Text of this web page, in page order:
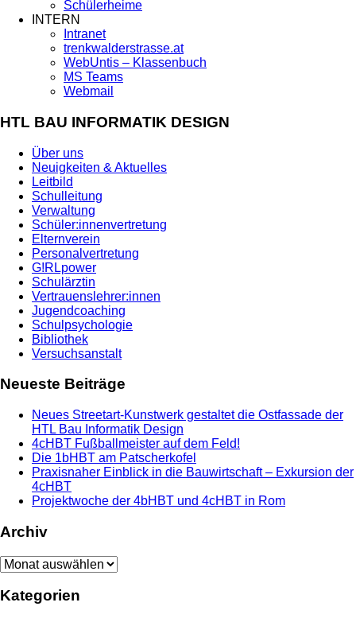
Schülerheime
INTERN
Intranet
trenkwalderstrasse.at
WebUntis – Klassenbuch
MS Teams
Webmail
HTL BAU INFORMATIK DESIGN
Über uns
Neuigkeiten & Aktuelles
Leitbild
Schulleitung
Verwaltung
Schüler:innenvertretung
Elternverein
Personalvertretung
G!RLpower
Schulärztin
Vertrauenslehrer:innen
Jugendcoaching
Schulpsychologie
Bibliothek
Versuchsanstalt
Neueste Beiträge
Neues Streetart-Kunstwerk gestaltet die Ostfassade der
HTL Bau Informatik Design
4cHBT Fußballmeister auf dem Feld!
Die 1bHBT am Patscherkofel
Praxisnaher Einblick in die Bauwirtschaft – Exkursion der
4cHBT
Projektwoche der 4bHBT und 4cHBT in Rom
Archiv
Archiv
Kategorien